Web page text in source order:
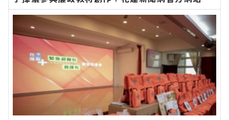
類新聞－最快速的今日新聞報導 最新的在地資訊！